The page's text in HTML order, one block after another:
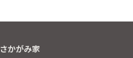
さかがみ家